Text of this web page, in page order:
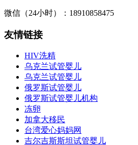
微信（24小时）：18910858475
友情链接
HIV洗精
乌克兰试管婴儿
乌克兰试管婴儿
俄罗斯试管婴儿
俄罗斯试管婴儿机构
冻卵
加拿大移民
台湾爱心妈妈网
吉尔吉斯斯坦试管婴儿